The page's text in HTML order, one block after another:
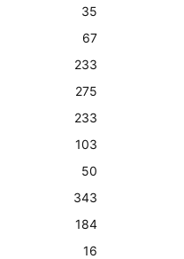
35
67
233
275
233
103
50
343
184
16